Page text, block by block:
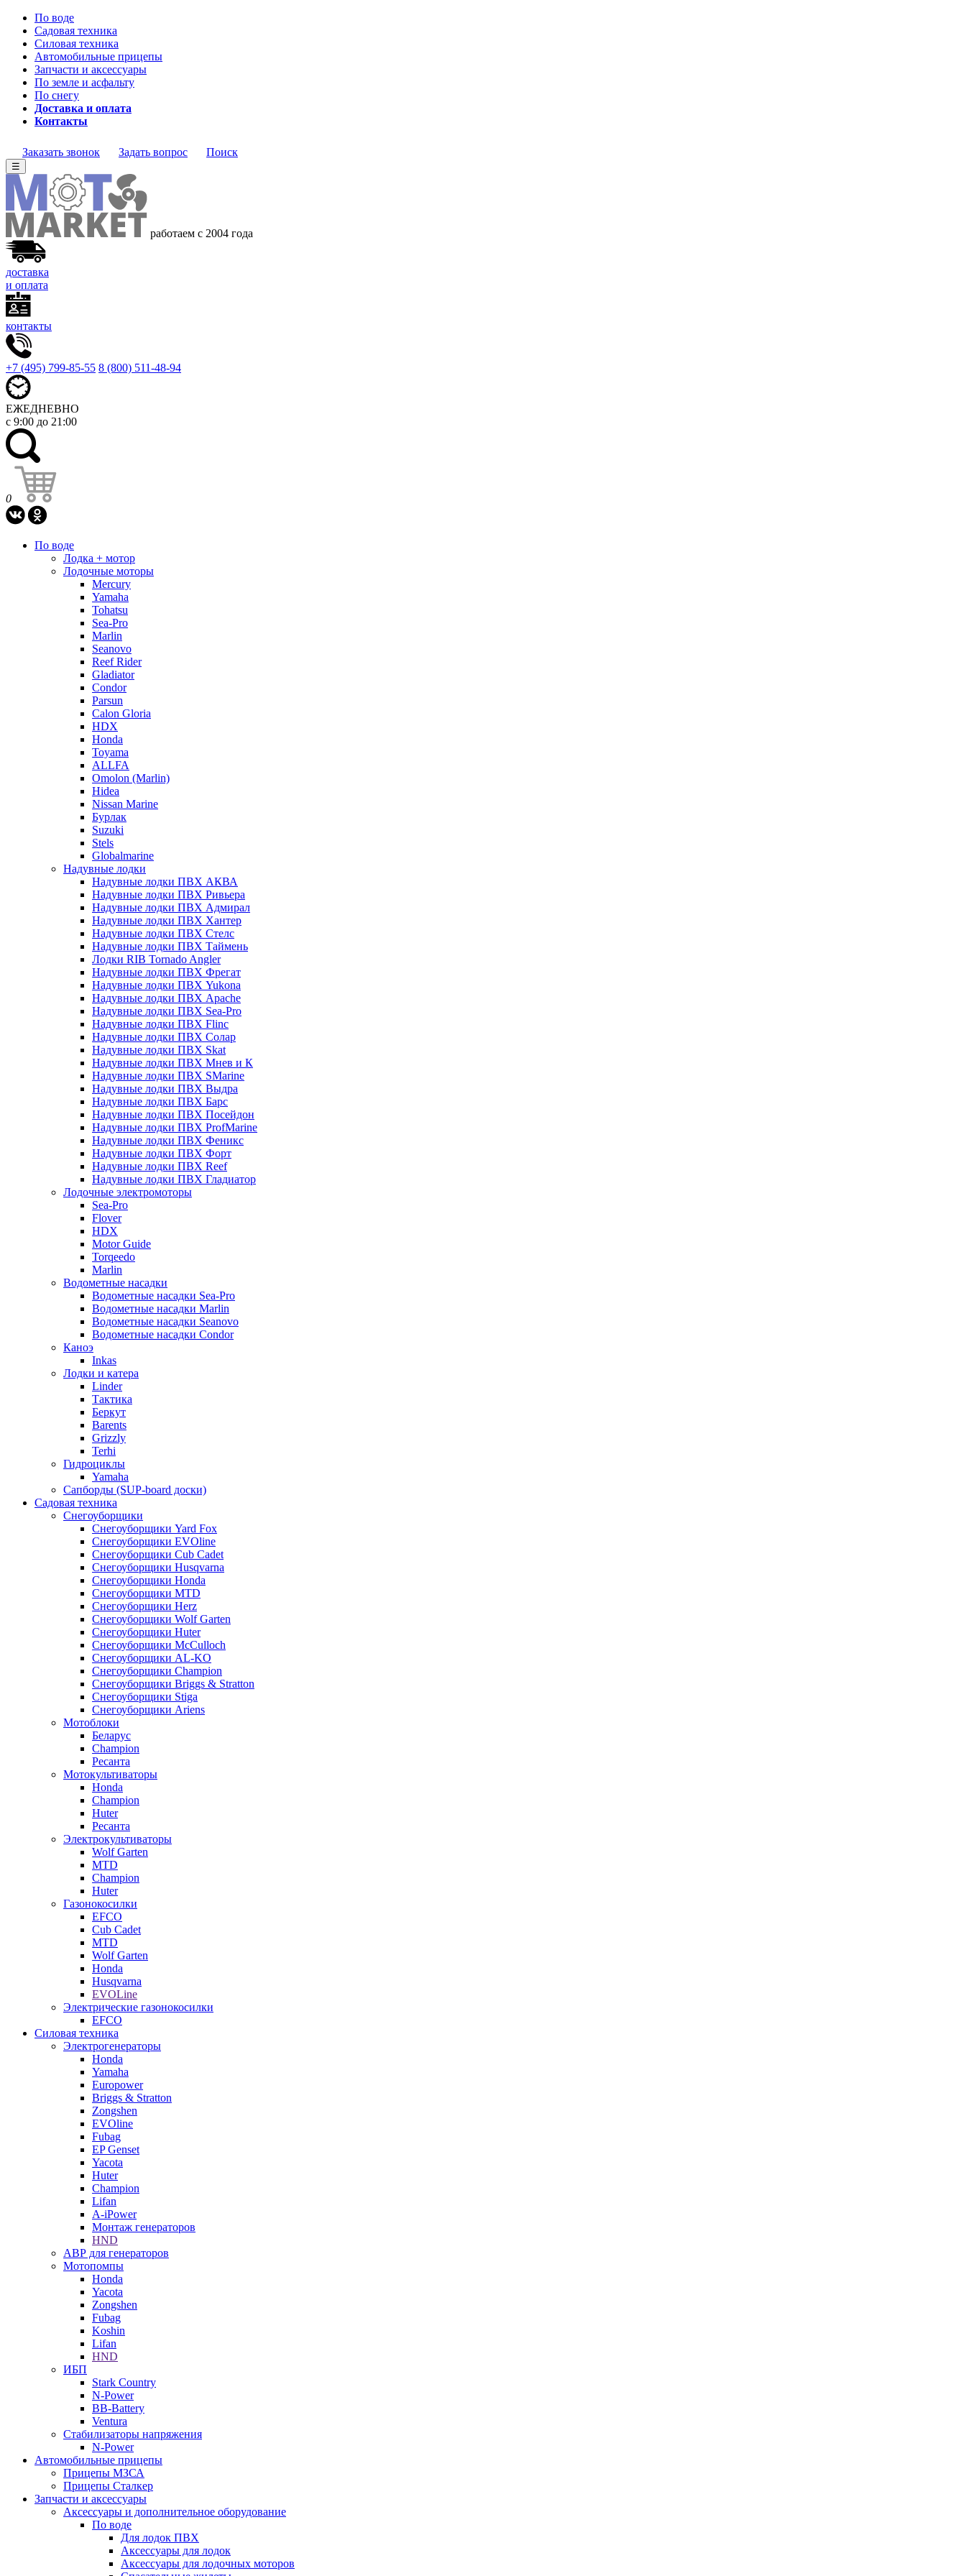
По воде
Садовая техника
Силовая техника
Автомобильные прицепы
Запчасти и аксессуары
По земле и асфальту
По снегу
Доставка и оплата
Контакты
Заказать звонок Задать вопрос Поиск
☰
работаем с 2004 года
доставка
и оплата
контакты
+7 (495) 799-85-55 8 (800) 511-48-94
ЕЖЕДНЕВНО
с 9:00 до 21:00
0
По воде
Лодка + мотор
Лодочные моторы
Mercury
Yamaha
Tohatsu
Sea-Pro
Marlin
Seanovo
Reef Rider
Gladiator
Condor
Parsun
Calon Gloria
HDX
Honda
Toyama
ALLFA
Omolon (Marlin)
Hidea
Nissan Marine
Бурлак
Suzuki
Stels
Globalmarine
Надувные лодки
Надувные лодки ПВХ АКВА
Надувные лодки ПВХ Ривьера
Надувные лодки ПВХ Адмирал
Надувные лодки ПВХ Хантер
Надувные лодки ПВХ Стелс
Надувные лодки ПВХ Таймень
Лодки RIB Tornado Angler
Надувные лодки ПВХ Фрегат
Надувные лодки ПВХ Yukona
Надувные лодки ПВХ Apache
Надувные лодки ПВХ Sea-Pro
Надувные лодки ПВХ Flinc
Надувные лодки ПВХ Солар
Надувные лодки ПВХ Skat
Надувные лодки ПВХ Мнев и К
Надувные лодки ПВХ SMarine
Надувные лодки ПВХ Выдра
Надувные лодки ПВХ Барс
Надувные лодки ПВХ Посейдон
Надувные лодки ПВХ ProfMarine
Надувные лодки ПВХ Феникс
Надувные лодки ПВХ Форт
Надувные лодки ПВХ Reef
Надувные лодки ПВХ Гладиатор
Лодочные электромоторы
Sea-Pro
Flover
HDX
Motor Guide
Torqeedo
Marlin
Водометные насадки
Водометные насадки Sea-Pro
Водометные насадки Marlin
Водометные насадки Seanovo
Водометные насадки Condor
Каноэ
Inkas
Лодки и катера
Linder
Тактика
Беркут
Barents
Grizzly
Terhi
Гидроциклы
Yamaha
Сапборды (SUP-board доски)
Садовая техника
Снегоуборщики
Снегоуборщики Yard Fox
Снегоуборщики EVOline
Снегоуборщики Cub Cadet
Снегоуборщики Husqvarna
Снегоуборщики Honda
Снегоуборщики MTD
Снегоуборщики Herz
Снегоуборщики Wolf Garten
Снегоуборщики Huter
Снегоуборщики McCulloch
Снегоуборщики AL-KO
Снегоуборщики Champion
Снегоуборщики Briggs & Stratton
Снегоуборщики Stiga
Снегоуборщики Ariens
Мотоблоки
Беларус
Champion
Ресанта
Мотокультиваторы
Honda
Champion
Huter
Ресанта
Электрокультиваторы
Wolf Garten
MTD
Champion
Huter
Газонокосилки
EFCO
Cub Cadet
MTD
Wolf Garten
Honda
Husqvarna
EVOLine
Электрические газонокосилки
EFCO
Силовая техника
Электрогенераторы
Honda
Yamaha
Europower
Briggs & Stratton
Zongshen
EVOline
Fubag
EP Genset
Yacota
Huter
Champion
Lifan
A-iPower
Монтаж генераторов
HND
АВР для генераторов
Мотопомпы
Honda
Yacota
Zongshen
Fubag
Koshin
Lifan
HND
ИБП
Stark Country
N-Power
BB-Battery
Ventura
Стабилизаторы напряжения
N-Power
Автомобильные прицепы
Прицепы МЗСА
Прицепы Сталкер
Запчасти и аксессуары
Аксессуары и дополнительное оборудование
По воде
Для лодок ПВХ
Аксессуары для лодок
Аксессуары для лодочных моторов